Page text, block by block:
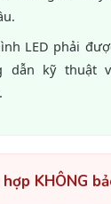
LED phải
dẫn kỹ thuật
KHÔNG